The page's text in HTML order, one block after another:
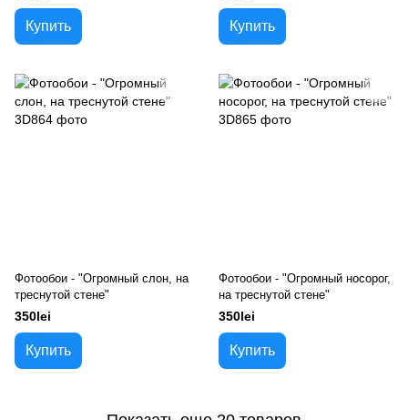
Купить Купить
Фотообои - "Огромный слон, на
треснутой стене"
350lei
Купить
Фотообои - "Огромный носорог,
на треснутой стене"
350lei
Купить